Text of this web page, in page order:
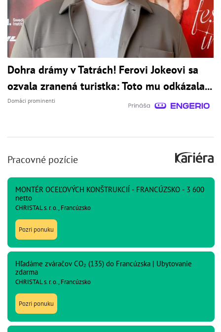
Dohra drámy v Tatrách! Ferovi Jokeovi sa
ozvala zranená turistka: Toto mu odkázala...
Domáci prominenti
Pracovné pozície
MONTÉR OCEĽOVÝCH KONŠTRUKCIÍ - FRANCÚZSKO - 3 600
netto
CHRISTAL s. r. o., Francúzsko
Pozri ponuku
Hľadáme zváračov CO₂ (135) do Francúzska | Ubytovanie
zdarma
CHRISTAL s. r. o., Francúzsko
Pozri ponuku